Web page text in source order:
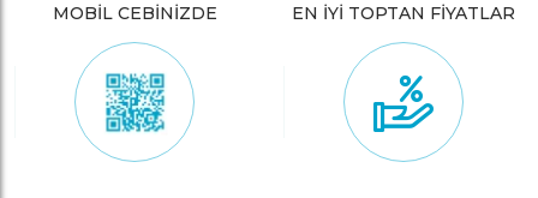
MOBİL CEBİNİZDE EN İYİ TOPTAN FİYATLAR